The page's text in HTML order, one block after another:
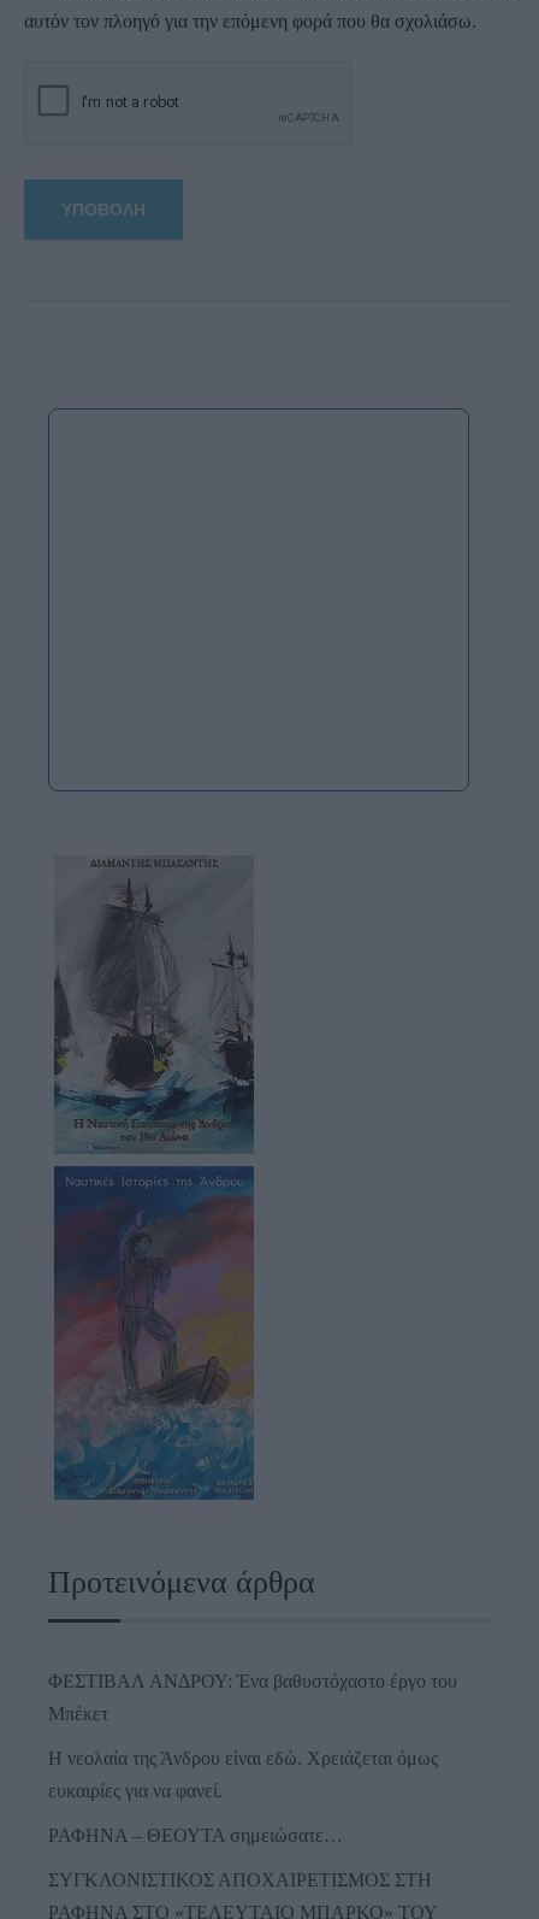
αυτόν τον πλοηγό για την επόμενη φορά που θα σχολιάσω.
Προτεινόμενα άρθρα
ΦΕΣΤΙΒΑΛ ΑΝΔΡΟΥ: Ένα βαθυστόχαστο έργο του
Μπέκετ
Η νεολαία της Άνδρου είναι εδώ. Χρειάζεται όμως
ευκαιρίες για να φανεί.
ΡΑΦΗΝΑ – ΘΕΟΥΤΑ σημειώσατε…
ΣΥΓΚΛΟΝΙΣΤΙΚΟΣ ΑΠΟΧΑΙΡΕΤΙΣΜΟΣ ΣΤΗ
ΡΑΦΗΝΑ ΣΤΟ «ΤΕΛΕΥΤΑΙΟ ΜΠΑΡΚΟ» ΤΟΥ